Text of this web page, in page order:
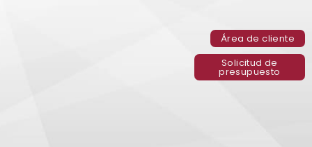
Área de cliente
Solicitud de
presupuesto